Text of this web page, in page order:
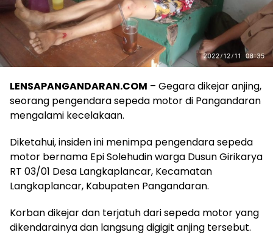
LENSAPANGANDARAN.COM – Gegara dikejar anjing,
seorang pengendara sepeda motor di Pangandaran
mengalami kecelakaan.
Diketahui, insiden ini menimpa pengendara sepeda
motor bernama Epi Solehudin warga Dusun Girikarya
RT 03/01 Desa Langkaplancar, Kecamatan
Langkaplancar, Kabupaten Pangandaran.
Korban dikejar dan terjatuh dari sepeda motor yang
dikendarainya dan langsung digigit anjing tersebut.